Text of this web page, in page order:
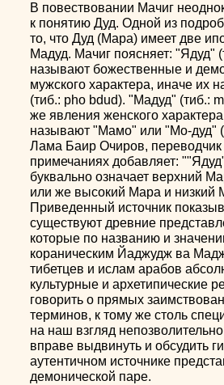
В повествовании Мачиг
к понятию Дуд. Одной из
то, что Дуд (Мара) имеет две
Мадуд. Мачиг поясняет: "Ядуд"
называют божественные и
мужского характера, иначе их
(тиб.: pho bdud). "Мадуд" (тиб.:
же явления женского
называют "Мамо" или "Мо-дуд"
Лама Баир Очиров, переводчик
примечаниях добавляет:
буквально означает верхний
или же высокий Мара и низкий
Приведенный источник
существуют древние
которые по названию и
кораническим Йаджудж ва
тибетцев и ислам арабов
культурные и архетипические
говорить о прямых
терминов, к тому же столь
на наш взгляд
вправе выдвинуть и обсудить
аутентичном источнике
демонической паре.